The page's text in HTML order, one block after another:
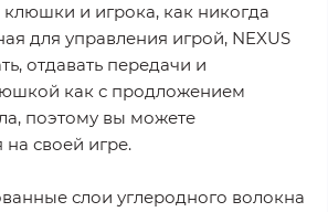
и игрока, как никогда
для управления игрой, NEXUS
отдавать передачи и
как с продложением
поэтому вы можете
на своей игре.
слои углеродного волокна